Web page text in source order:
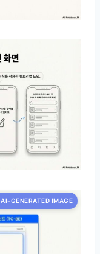
AI-GENERATED IMAGE